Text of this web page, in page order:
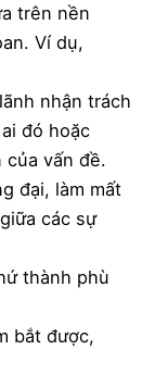
trên nền
Ví dụ,
nhận trách
đó hoặc
vấn đề.
đại, làm mất
các sự
thành phù
bắt được,